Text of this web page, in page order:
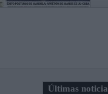
Últimas